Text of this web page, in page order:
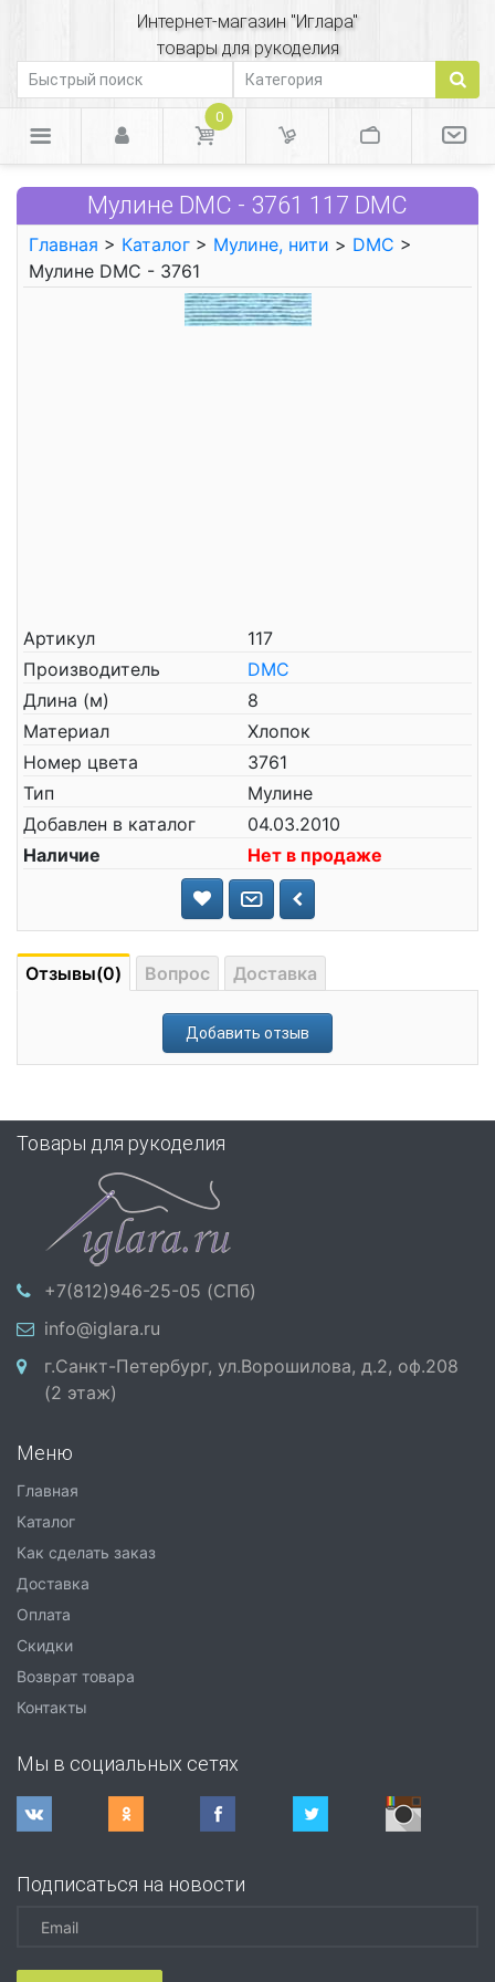
Интернет-магазин "Иглара"
товары для рукоделия
0
Мулине DMC - 3761 117 DMC
Главная > Каталог > Мулине, нити > DMC >
Мулине DMC - 3761
Артикул
117
Производитель
DMC
Длина (м)
8
Материал
Хлопок
Номер цвета
3761
Тип
Мулине
Добавлен в каталог
04.03.2010
Наличие
Нет в продаже
Отзывы(0) Вопрос Доставка
Добавить отзыв
Товары для рукоделия
+7(812)946-25-05 (СПб)
info@iglara.ru
г.Санкт-Петербург, ул.Ворошилова, д.2, оф.208
(2 этаж)
Меню
Главная
Каталог
Как сделать заказ
Доставка
Оплата
Скидки
Возврат товара
Контакты
Мы в социальных сетях
Подписаться на новости